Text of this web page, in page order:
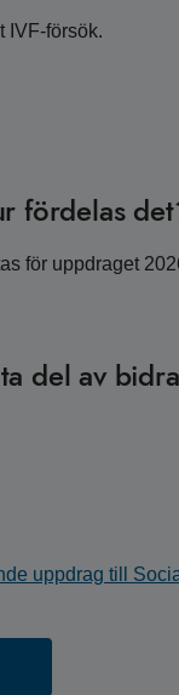
IVF-försök.
fördelas
för uppdraget
del av
uppdrag till